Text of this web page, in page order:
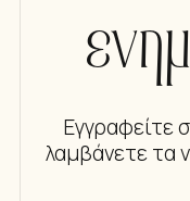
Εγγραφείτε
λαμβάνετε τα